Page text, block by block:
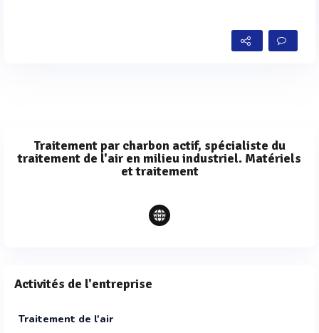
Traitement par charbon actif, spécialiste du
traitement de l'air en milieu industriel. Matériels
et traitement
Activités de l'entreprise
Traitement de l'air